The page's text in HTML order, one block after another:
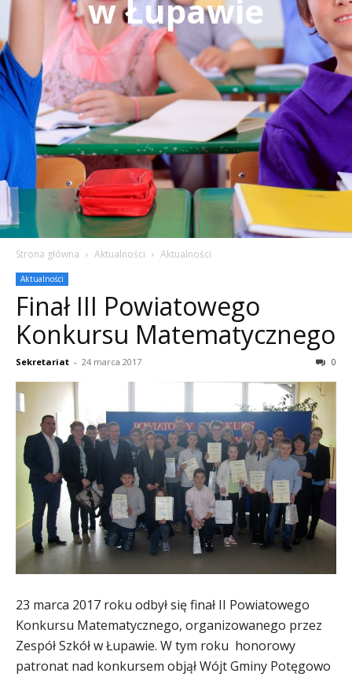
w Łupawie
Strona główna Aktualności Aktualności
Aktualności
Finał III Powiatowego
Konkursu Matematycznego
Sekretariat - 24 marca 2017 0
23 marca 2017 roku odbył się finał II Powiatowego
Konkursu Matematycznego, organizowanego przez
Zespół Szkół w Łupawie. W tym roku honorowy
patronat nad konkursem objął Wójt Gminy Potęgowo